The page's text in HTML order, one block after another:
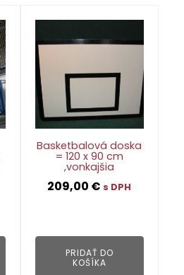
Basketbalová doska
= 120 x 90 cm
,vonkajšia
209,00 € s DPH
PRIDAŤ DO
KOŠÍKA